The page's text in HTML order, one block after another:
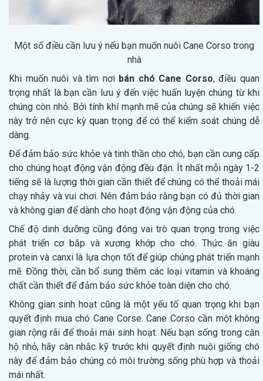
Một số điều cần lưu ý nếu bạn muốn nuôi Cane Corso trong
nhà
Khi muốn nuôi và tìm nơi bán chó Cane Corso, điều quan
trọng nhất là bạn cần lưu ý đến việc huấn luyện chúng từ khi
chúng còn nhỏ. Bởi tính khí mạnh mẽ của chúng sẽ khiến việc
này trở nên cực kỳ quan trọng để có thể kiểm soát chúng dễ
dàng.
Để đảm bảo sức khỏe và tinh thần cho chó, bạn cần cung cấp
cho chúng hoạt động vận động đều đặn. Ít nhất mỗi ngày 1-2
tiếng sẽ là lượng thời gian cần thiết để chúng có thể thoải mái
chạy nhảy và vui chơi. Nên đảm bảo rằng bạn có đủ thời gian
và không gian để dành cho hoạt động vận động của chó.
Chế độ dinh dưỡng cũng đóng vai trò quan trọng trong việc
phát triển cơ bắp và xương khớp cho chó. Thức ăn giàu
protein và canxi là lựa chọn tốt để giúp chúng phát triển mạnh
mẽ. Đồng thời, cần bổ sung thêm các loại vitamin và khoáng
chất cần thiết để đảm bảo sức khỏe toàn diện cho chó.
Không gian sinh hoạt cũng là một yếu tố quan trọng khi bạn
quyết định mua chó Cane Corse. Cane Corso cần một không
gian rộng rãi để thoải mái sinh hoạt. Nếu bạn sống trong căn
hộ nhỏ, hãy cân nhắc kỹ trước khi quyết định nuôi giống chó
này để đảm bảo chúng có môi trường sống phù hợp và thoải
mái nhất.